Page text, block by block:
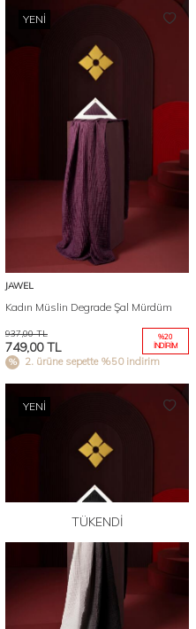
YENI
JAWEL
Kadın Müslin Degrade Şal Mürdüm
937,00TL
749,00TL
%20
İNDIRIM
2. ürüne sepette %50 indirim
YENI
TÜKENDI